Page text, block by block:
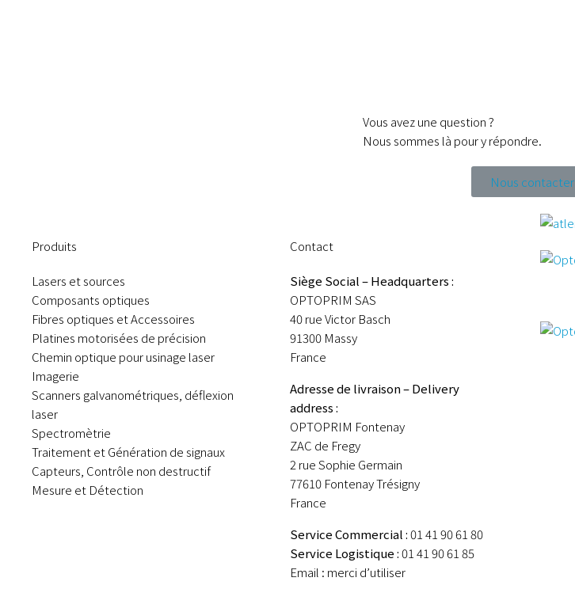
Vous avez une question ?
Nous sommes là pour y répondre.
Nous contacter
Produits
Lasers et sources
Composants optiques
Fibres optiques et Accessoires
Platines motorisées de précision
Chemin optique pour usinage laser
Imagerie
Scanners galvanométriques, déflexion
laser
Spectromètrie
Traitement et Génération de signaux
Capteurs, Contrôle non destructif
Mesure et Détection
Contact
Siège Social – Headquarters :
OPTOPRIM SAS
40 rue Victor Basch
91300 Massy
France
Adresse de livraison – Delivery
address :
OPTOPRIM Fontenay
ZAC de Fregy
2 rue Sophie Germain
77610 Fontenay Trésigny
France
Service Commercial :01 41 90 61 80
Service Logistique :01 41 90 61 85
Email : merci d’utiliser